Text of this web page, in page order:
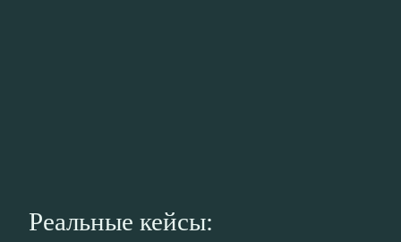
Реальные кейсы: